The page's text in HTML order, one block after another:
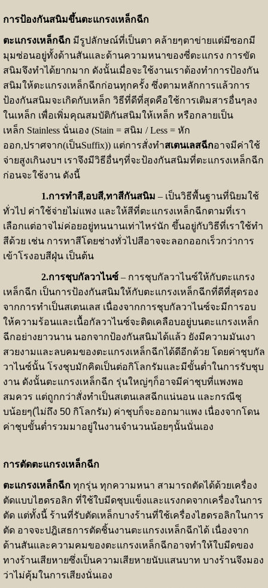
การป้องกันสนิมขึ้นตะแกรงเหล็กฉีก
ตะแกรงเหล็กฉีกมีรูปลักษณ์ที่เป็นตา คล้ายๆตาข่ายแต่มีซอกมี
มุมซ่อนอยู่ทั้งด้านสันและด้านความหนาของซี่ตะแกรง การขัด
สนิมจึงทำได้ยากมาก ดังนั้นเมื่อจะใช้งานเราต้องทำการป้องกัน
สนิมให้ตะแกรงเหล็กฉีกก่อนทุกครั้ง ซึ่งตามหลักการแล้วการ
ป้องกันสนิมจะเกิดกับเหล็ก วิธีที่ดีที่สุดคือใช้การเติมสารอื่นๆลง
ในเหล็ก เพื่อเพิ่มคุณสมบัติกันสนิมให้เหล็ก หรือกลายเป็น
เหล็ก Stainless นั่นเอง (Stain = สนิม / Less = หัก
ออก,ปราศจาก(เป็นSuffix)) แต่การสั่งทำสเตนเลสฉีกอาจมีค่าใช้
จ่ายสูงเกินงบฯ เราจึงมีวิธีอื่นๆที่จะป้องกันสนิมที่ตะแกรงเหล็กฉีก
ก่อนจะใช้งาน ดังนี้
1.การทำสี,อบสี,ทาสีกันสนิม – เป็นวิธีพื้นฐานที่นิยมใช้
ทั่วไป ค่าใช้จ่ายไม่แพง และให้สีที่ตะแกรงเหล็กฉีกตามที่เรา
เลือกแต่อาจไม่ค่อยอยู่ทนนานเท่าไหร่นัก ขึ้นอยู่กับวิธีที่เราใช้ทำ
สีด้วย เช่น การทาสีโดยช่างทั่วไปสีอาจจะลอกออกเร็วกว่าการ
เข้าโรงอบสีฝุ่น เป็นต้น
2.การชุบกัลวาไนซ์ – การชุบกัลวาไนซ์ให้กับตะแกรง
เหล็กฉีก เป็นการป้องกันสนิมให้กับตะแกรงเหล็กฉีกที่ดีที่สุดรอง
จากการทำเป็นสเตนเลส เนื่องจากการชุบกัลวาไนซ์จะมีการอบ
ให้ความร้อนและเนื้อกัลวาไนซ์จะติดเคลือบอยู่บนตะแกรงเหล็ก
ฉีกอย่างยาวนาน นอกจากป้องกันสนิมได้แล้ว ยังมีความมันเงา
สวยงามและลบคมของตะแกรงเหล็กฉีกได้ดีอีกด้วย โดยค่าชุบกัล
วาไนซ์นั้น โรงชุบมักคิดเป็นต่อกิโลกรัมและมีขั้นต่ำในการรับชุบ
งาน ดังนั้นตะแกรงเหล็กฉีก รุ่นใหญ่ๆก็อาจมีค่าชุบที่แพงพอ
สมควร แต่ถูกกว่าสั่งทำเป็นสเตนเลสฉีกแน่นอน และกรณีชุ
บน้อยๆ(ไม่ถึง 50 กิโลกรัม) ค่าชุบก็จะออกมาแพง เนื่องจากโดน
ค่าชุบขั้นต่ำรวมมาอยู่ในงานจำนวนน้อยๆนั้นนั่นเอง
การตัดตะแกรงเหล็กฉีก
ตะแกรงเหล็กฉีกทุกรุ่น ทุกความหนา สามารถตัดได้ด้วยเครื่อง
ตัดแบบไฮดรอลิก ที่ใช้ใบมีดชุบแข็งและแรงกดจากเครื่องในการ
ตัด แต่ทั้งนี้ ร้านที่รับตัดเหล็กบางร้านที่ใช้เครื่องไฮดรอลิกในการ
ตัด อาจจะปฎิเสธการตัดชิ้นงานตะแกรงเหล็กฉีกได้ เนื่องจาก
ด้านสันและความคมของตะแกรงเหล็กฉีกอาจทำให้ใบมีดของ
ทางร้านเสียหายซึ่งเป็นความเสียหายนับแสนบาท บางร้านจึงมอง
ว่าไม่คุ้มในการเสียงนั่นเอง